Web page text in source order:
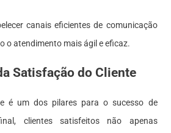
canais eficientes de comunicação
o atendimento mais ágil e eficaz.
Satisfação do Cliente
é um dos pilares para o sucesso de
clientes satisfeitos não apenas